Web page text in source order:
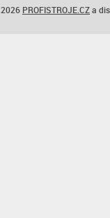
PROFISTROJE.CZa